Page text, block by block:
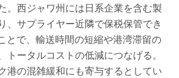
。西ジャワ州には日系企業を含む製
、サプライヤー近隣で保税保管でき
とで、輸送時間の短縮や港湾滞留の
トータルコストの低減につなげる。
港の混雑緩和にも寄与するとしてい